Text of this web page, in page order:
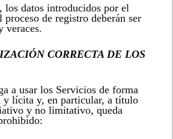
los datos introducidos por el
proceso de registro deberán ser
veraces.
CORRECTA DE LOS
a usar los Servicios de forma
y lícita y, en particular, a título
y no limitativo, queda